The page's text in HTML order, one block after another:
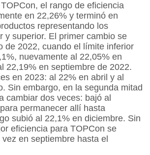
el rango de eficiencia
en 22,26% y terminó en
representando los
y superior. El primer cambio se
de 2022, cuando el límite inferior
nuevamente al 22,05% en
22,19% en septiembre de 2022.
en 2023: al 22% en abril y al
Sin embargo, en la segunda mitad
cambiar dos veces: bajó al
permanecer allí hasta
subió al 22,1% en diciembre. Sin
eficiencia para TOPCon se
en septiembre hasta el